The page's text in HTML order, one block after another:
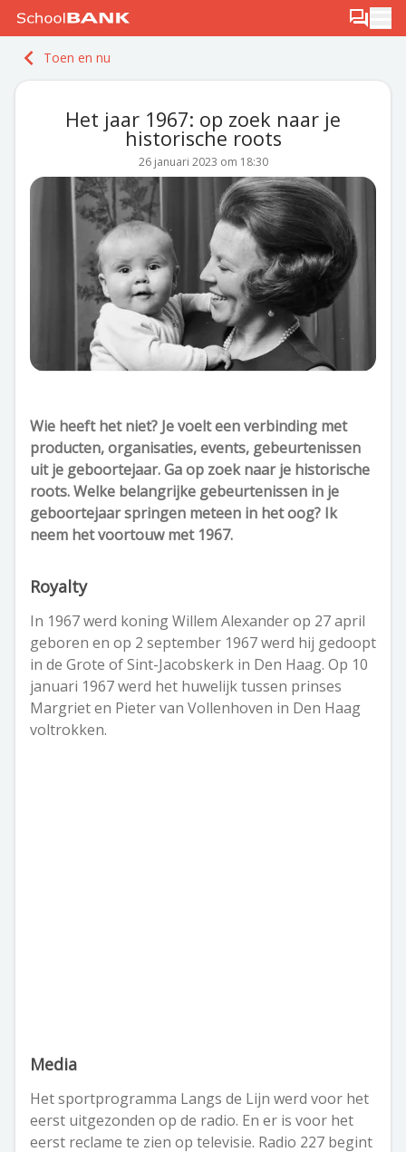
Ga naar de inhoud Berichten
Meld je gratis aan
Toen en nu
Het jaar 1967: op zoek naar je
historische roots
26 januari 2023 om 18:30
Wie heeft het niet? Je voelt een verbinding met
producten, organisaties, events, gebeurtenissen
uit je geboortejaar. Ga op zoek naar je historische
roots. Welke belangrijke gebeurtenissen in je
geboortejaar springen meteen in het oog? Ik
neem het voortouw met 1967.
Royalty
In 1967 werd koning Willem Alexander op 27 april
geboren en op 2 september 1967 werd hij gedoopt
in de Grote of Sint-Jacobskerk in Den Haag. Op 10
januari 1967 werd het huwelijk tussen prinses
Margriet en Pieter van Vollenhoven in Den Haag
voltrokken.
Media
Het sportprogramma Langs de Lijn werd voor het
eerst uitgezonden op de radio. En er is voor het
eerst reclame te zien op televisie. Radio 227 begint